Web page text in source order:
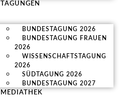
TAGUNGEN
BUNDESTAGUNG 2026
BUNDESTAGUNG FRAUEN
2026
WISSENSCHAFTSTAGUNG
2026
SÜDTAGUNG 2026
BUNDESTAGUNG 2027
MEDIATHEK